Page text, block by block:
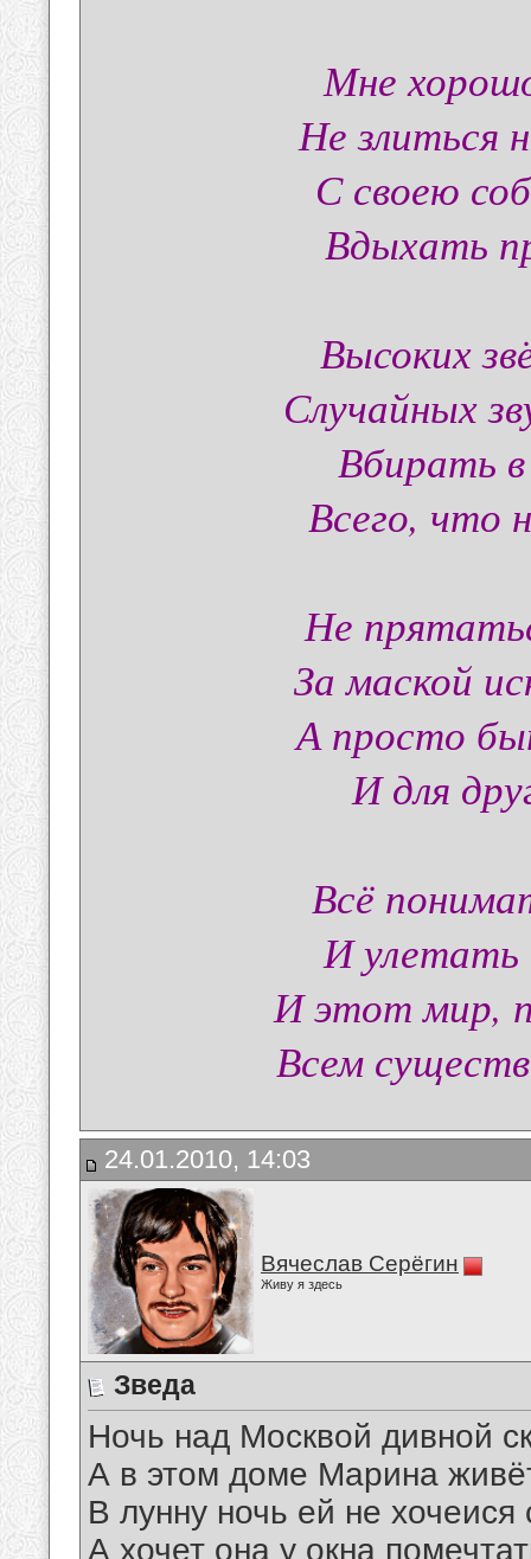
Мне
Не злиться
С своею
Вдыхать
Высоких
Случайных
Вбирать в
Всего, что
Не
За маской
А просто
И для
Всё
И улетать
И этот мир,
Всем
24.01.2010, 14:03
Вячеслав Серёгин
Живу я здесь
Зведа
Ночь над Москвой дивной
А в этом доме Марина
В лунну ночь ей не хочеися
А хочет она у окна